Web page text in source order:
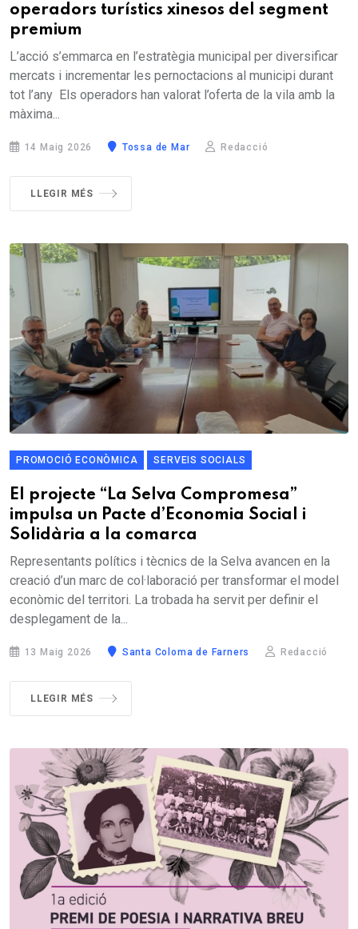
operadors turístics xinesos del segment
premium
L’acció s’emmarca en l’estratègia municipal per diversificar
mercats i incrementar les pernoctacions al municipi durant
tot l’any Els operadors han valorat l’oferta de la vila amb la
màxima...
14 Maig 2026 Tossa de Mar Redacció
LLEGIR MÉS
PROMOCIÓ ECONÒMICA SERVEIS SOCIALS
El projecte “La Selva Compromesa”
impulsa un Pacte d’Economia Social i
Solidària a la comarca
Representants polítics i tècnics de la Selva avancen en la
creació d’un marc de col·laboració per transformar el model
econòmic del territori. La trobada ha servit per definir el
desplegament de la...
13 Maig 2026 Santa Coloma de Farners Redacció
LLEGIR MÉS